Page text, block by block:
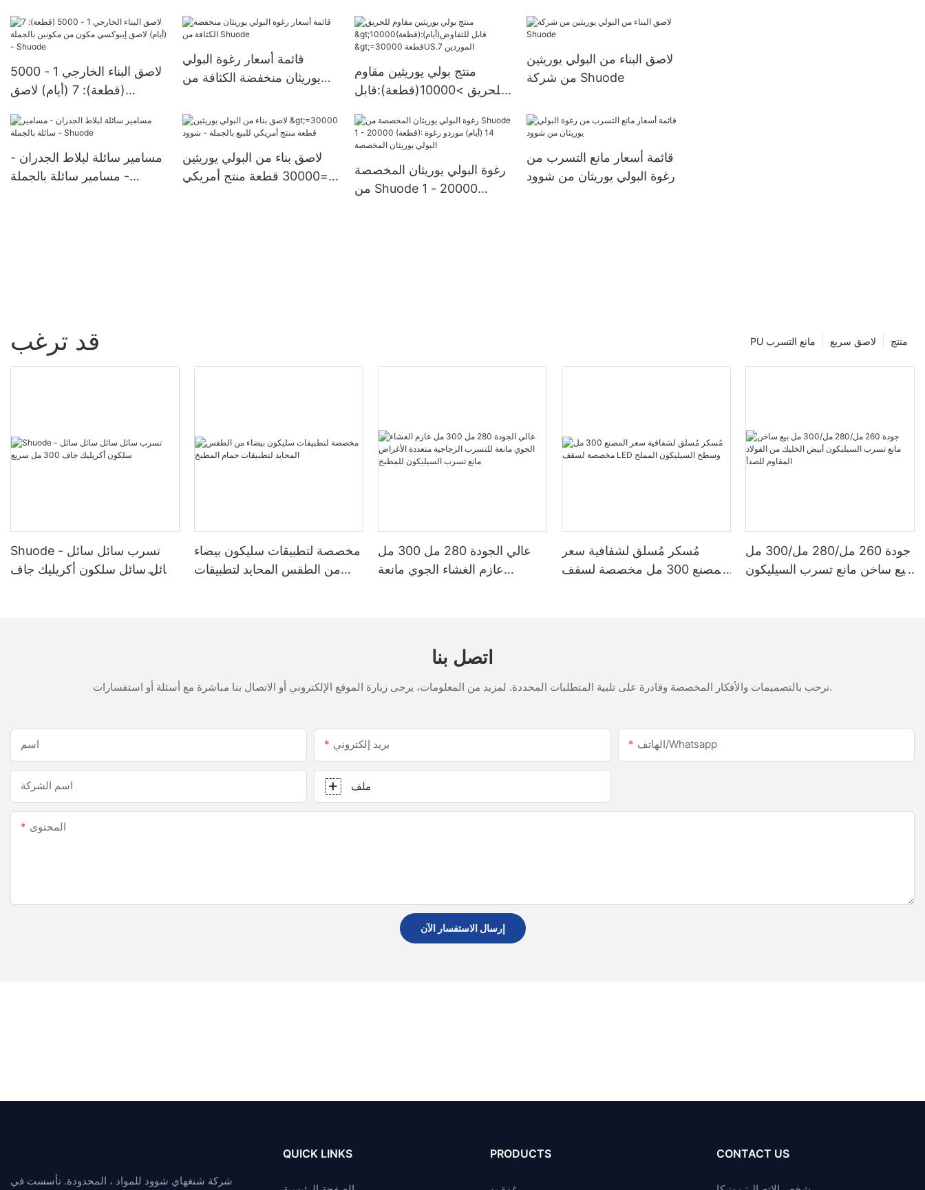
للتفاوض(أيام) >=30000
لاصق البناء الخارجي 1 - 5000
(قطعة): 7 (أيام) لاصق
بالجملة - Shuode
قائمة أسعار رغوة البولي
يوريثان منخفضة الكثافة من
منتج بولي يوريثين مقاوم
للحريق >10000(قطعة):قابل
قطعةUS.7 الموردين
لاصق البناء من البولي يوريثين
من شركة Shuode
مسامير سائلة لبلاط الجدران -
مسامير سائلة بالجملة -
لاصق بناء من البولي يوريثين
>=30000 قطعة منتج أمريكي
رغوة البولي يوريثان المخصصة
من Shuode 1 - 20000
قائمة أسعار مانع التسرب من
رغوة البولي يوريثان من شوود
قد ترغب منتج لاصق سريع PU مانع التسرب
Shuode - تسرب سائل سائل
سائل سائل سلكون أكريليك جاف
مخصصة لتطبيقات سليكون بيضاء
من الطقس المحايد لتطبيقات
عالي الجودة 280 مل 300 مل
عازم الغشاء الجوي مانعة
مُسكر مُسلق لشفافية سعر
المصنع 300 مل مخصصة لسقف
جودة 260 مل/280 مل/300 مل
بيع ساخن مانع تسرب السيليكون
اتصل بنا
نرحب بالتصميمات والأفكار المخصصة وقادرة على تلبية المتطلبات المحددة. لمزيد من المعلومات، يرجى زيارة الموقع الإلكتروني أو الاتصال بنا مباشرة مع أسئلة أو استفسارات.
اسم بريد إلكتروني الهاتف/whatsapp
اسم الشركة ملف
المحتوى
إرسال الاستفسار الآن
شركة شنغهاي شوود للمواد ، المحدودة. تأسست في
QUICK LINKS PRODUCTS CONTACT US